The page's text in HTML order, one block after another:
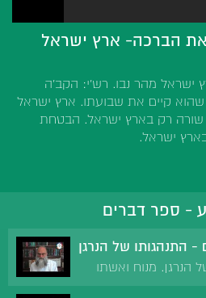
הברכה- ארץ ישראל
מהר נבו. רש'י: הקב'ה
קיים את שבועתו. ארץ ישראל
רק בארץ ישראל. הבטחת
ישראל.
- ספר דברים
התנהגותו של הנרגן
הנרגן. מנוח ואשתו